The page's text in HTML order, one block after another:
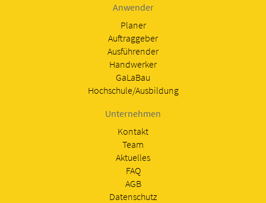
Anwender
Planer
Auftraggeber
Ausführender
Handwerker
GaLaBau
Hochschule/Ausbildung
Unternehmen
Kontakt
Team
Aktuelles
FAQ
AGB
Datenschutz